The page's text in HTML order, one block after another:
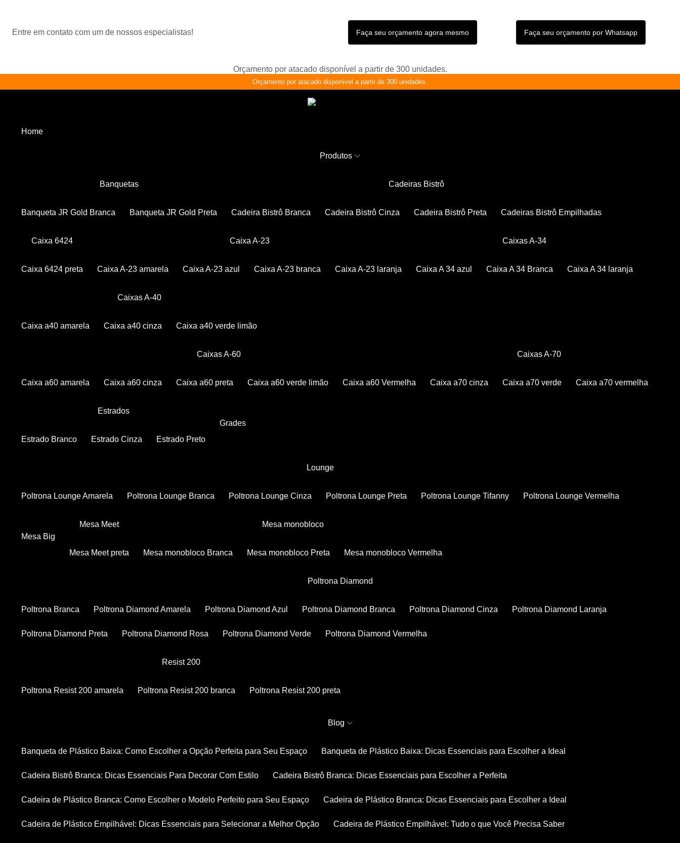
Entre em contato com um de nossos especialistas! Faça seu orçamento agora mesmo Faça seu orçamento por Whatsapp
Orçamento por atacado disponível a partir de 300 unidades.
Orçamento por atacado disponível a partir de 300 unidades.
Home
Produtos
Banquetas
Banqueta JR Gold Branca Banqueta JR Gold Preta
Cadeiras Bistrô
Cadeira Bistrô Branca Cadeira Bistrô Cinza Cadeira Bistrô Preta Cadeiras Bistrô Empilhadas
Caixa 6424
Caixa 6424 preta
Caixa A-23
Caixa A-23 amarela Caixa A-23 azul Caixa A-23 branca Caixa A-23 laranja
Caixas A-34
Caixa A 34 azul Caixa A 34 Branca Caixa A 34 laranja
Caixas A-40
Caixa a40 amarela Caixa a40 cinza Caixa a40 verde limão
Caixas A-60
Caixa a60 amarela Caixa a60 cinza Caixa a60 preta Caixa a60 verde limão Caixa a60 Vermelha
Caixas A-70
Caixa a70 cinza Caixa a70 verde Caixa a70 vermelha
Estrados
Estrado Branco Estrado Cinza Estrado Preto
Grades
Lounge
Poltrona Lounge Amarela Poltrona Lounge Branca Poltrona Lounge Cinza Poltrona Lounge Preta Poltrona Lounge Tifanny Poltrona Lounge Vermelha
Mesa Big
Mesa Meet
Mesa Meet preta
Mesa monobloco
Mesa monobloco Branca Mesa monobloco Preta Mesa monobloco Vermelha
Poltrona Diamond
Poltrona Branca Poltrona Diamond Amarela Poltrona Diamond Azul Poltrona Diamond Branca Poltrona Diamond Cinza Poltrona Diamond Laranja
Poltrona Diamond Preta Poltrona Diamond Rosa Poltrona Diamond Verde Poltrona Diamond Vermelha
Resist 200
Poltrona Resist 200 amarela Poltrona Resist 200 branca Poltrona Resist 200 preta
Blog
Banqueta de Plástico Baixa: Como Escolher a Opção Perfeita para Seu Espaço Banqueta de Plástico Baixa: Dicas Essenciais para Escolher a Ideal
Cadeira Bistrô Branca: Dicas Essenciais Para Decorar Com Estilo Cadeira Bistrô Branca: Dicas Essenciais para Escolher a Perfeita
Cadeira de Plástico Branca: Como Escolher o Modelo Perfeito para Seu Espaço Cadeira de Plástico Branca: Dicas Essenciais para Escolher a Ideal
Cadeira de Plástico Empilhável: Dicas Essenciais para Selecionar a Melhor Opção Cadeira de Plástico Empilhável: Tudo o que Você Precisa Saber